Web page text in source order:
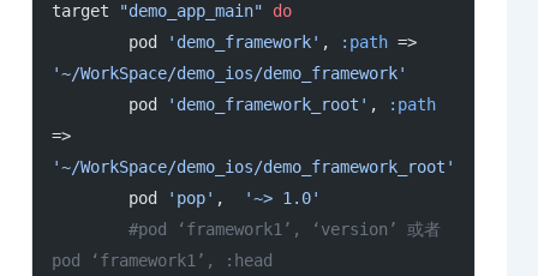
target
"demo_app_main" do
	pod
'demo_framework' , :path
'~/WorkSpace/demo_ios/demo_framework'
	pod
'demo_framework_root' ,
:path
'~/WorkSpace/demo_ios/demo_framework_root'
	pod
'pop' ,
'~> 1.0'
pod ‘framework1’, :head